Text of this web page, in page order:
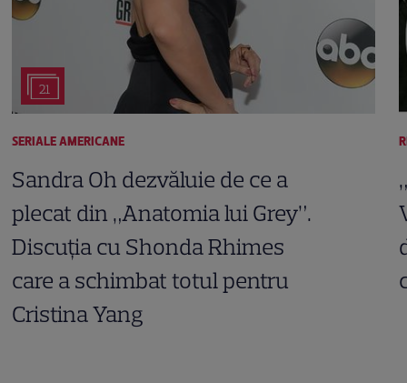
21
SERIALE AMERICANE
Sandra Oh dezvăluie de ce a
plecat din „Anatomia lui Grey”.
Discuția cu Shonda Rhimes
care a schimbat totul pentru
Cristina Yang